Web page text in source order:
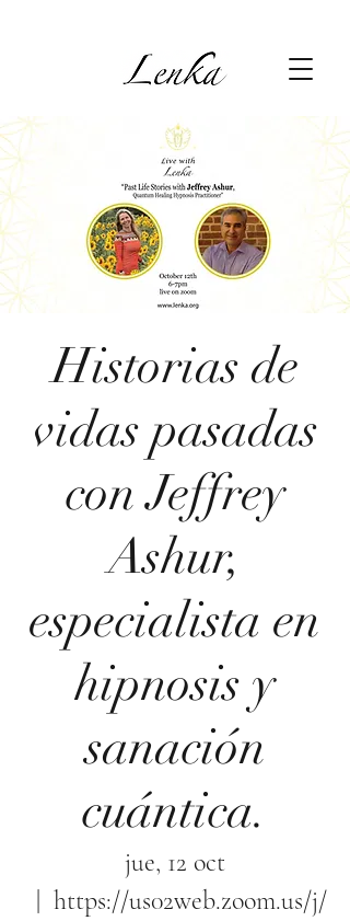
Historias de
vidas pasadas
con Jeffrey
Ashur,
especialista en
hipnosis y
sanación
cuántica.
jue, 12 oct
https://us02web.zoom.us/j/